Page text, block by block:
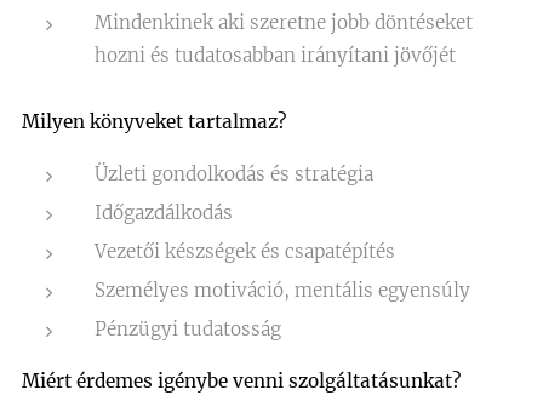
Mindenkinek aki szeretne jobb döntéseket
hozni és tudatosabban irányítani jövőjét
Milyen könyveket tartalmaz?
Üzleti gondolkodás és stratégia
Időgazdálkodás
Vezetői készségek és csapatépítés
Személyes motiváció, mentális egyensúly
Pénzügyi tudatosság
Miért érdemes igénybe venni szolgáltatásunkat?